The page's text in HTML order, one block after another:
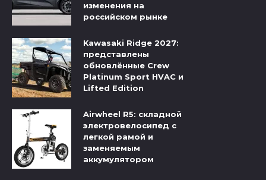
изменения на
российском рынке
Kawasaki Ridge 2027:
представлены
обновлённые Crew
Platinum Sport HVAC и
Lifted Edition
Airwheel R5: складной
электровелосипед с
легкой рамой и
заменяемым
аккумулятором